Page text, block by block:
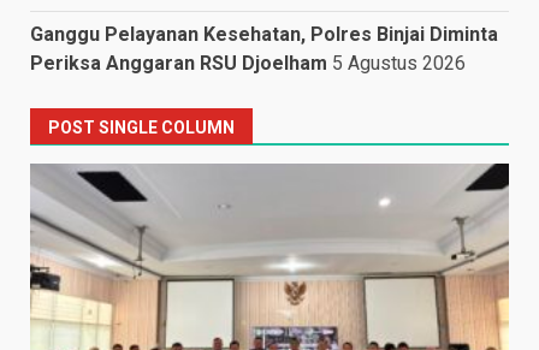
Ganggu Pelayanan Kesehatan, Polres Binjai Diminta
Periksa Anggaran RSU Djoelham 5 Agustus 2026
POST SINGLE COLUMN